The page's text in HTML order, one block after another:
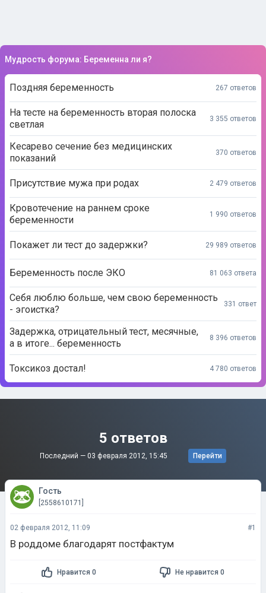
Мудрость форума: Беременна ли я?
Поздняя беременность 267 ответов
На тесте на беременность вторая полоска
светлая
3 355 ответов
Кесарево сечение без медицинских
показаний
370 ответов
Присутствие мужа при родах 2 479 ответов
Кровотечение на раннем сроке
беременности
1 990 ответов
Покажет ли тест до задержки? 29 989 ответов
Беременность после ЭКО 81 063 ответа
Себя люблю больше, чем свою беременность
- эгоистка?
331 ответ
Задержка, отрицательный тест, месячные,
а в итоге... беременность
8 396 ответов
Токсикоз достал! 4 780 ответов
5 ответов
Последний — 03 февраля 2012, 15:45 Перейти
Гость
[2558610171]
02 февраля 2012, 11:09 #1
В роддоме благодарят постфактум
Нравится 0 Не нравится 0